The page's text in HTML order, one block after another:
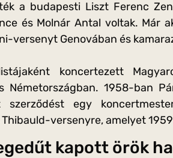
a budapesti Liszt Ferenc
és Molnár Antal voltak. Már
versenyt Genovában és
koncertezett
Németországban. 1958-ban
szerződést egy
versenyre, amelyet
kapott örök